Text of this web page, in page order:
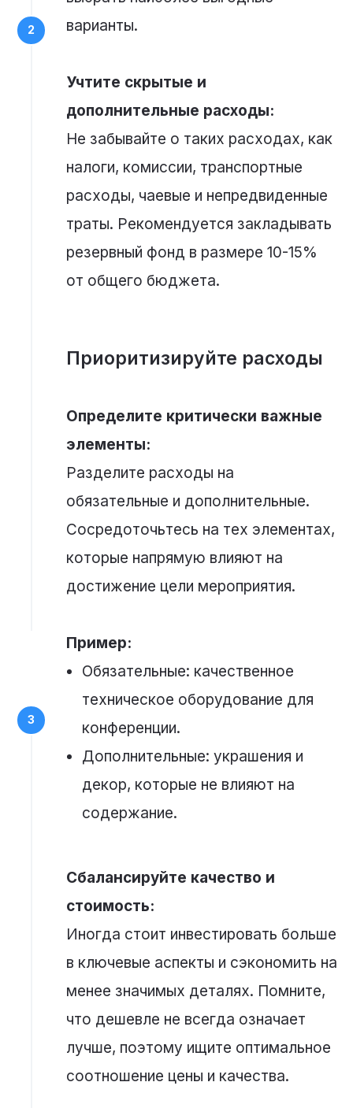
варианты.
Учтите скрытые и
дополнительные расходы:
Не забывайте о таких расходах, как
налоги, комиссии, транспортные
расходы, чаевые и непредвиденные
траты. Рекомендуется закладывать
резервный фонд в размере 10-15%
от общего бюджета.
Приоритизируйте расходы
Определите критически важные
элементы:
Разделите расходы на
обязательные и дополнительные.
Сосредоточьтесь на тех элементах,
которые напрямую влияют на
достижение цели мероприятия.
Пример:
Обязательные: качественное
техническое оборудование для
конференции.
Дополнительные: украшения и
декор, которые не влияют на
содержание.
Сбалансируйте качество и
стоимость:
Иногда стоит инвестировать больше
в ключевые аспекты и сэкономить на
менее значимых деталях. Помните,
что дешевле не всегда означает
лучше, поэтому ищите оптимальное
соотношение цены и качества.